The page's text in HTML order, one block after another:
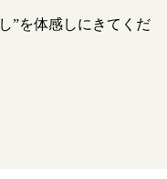
”を体感しにきてくだ